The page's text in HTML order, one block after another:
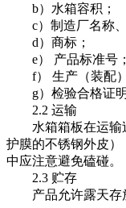
b）水箱容积；
c）制造厂名称、
d）商标；
e） 产品标准号；
f） 生产（装配）
g）检验合格证明
2.2 运输
水箱箱板在运输
护膜的不锈钢外皮
中应注意避免磕碰。
2.3 贮存
产品允许露天存放